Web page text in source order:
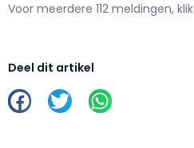
Voor meerdere 112 meldingen, klik
Deel dit artikel